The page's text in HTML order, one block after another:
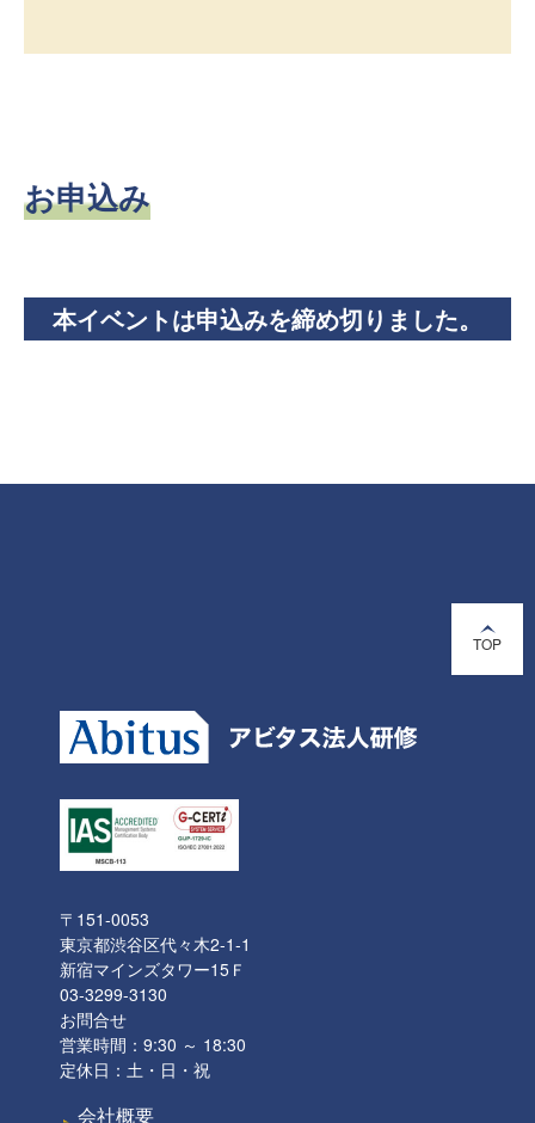
お申込み
本イベントは申込みを締め切りました。
TOP
〒151-0053
東京都渋谷区代々木2-1-1
新宿マインズタワー15Ｆ
03-3299-3130
お問合せ
営業時間：9:30 ～ 18:30
定休日：土・日・祝
会社概要